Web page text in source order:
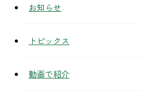
お知らせ
トピックス
動画で紹介